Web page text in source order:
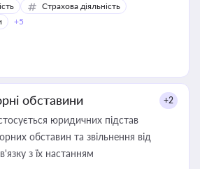
Страхова діяльність
+5
обставини +2
юридичних підстав
обставин та звільнення від
з їх настанням